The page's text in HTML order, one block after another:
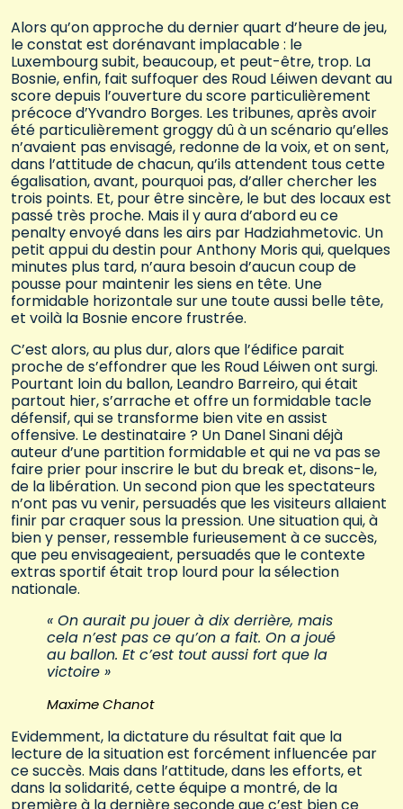
Alors qu’on approche du dernier quart d’heure de jeu,
le constat est dorénavant implacable : le
Luxembourg subit, beaucoup, et peut-être, trop. La
Bosnie, enfin, fait suffoquer des Roud Léiwen devant au
score depuis l’ouverture du score particulièrement
précoce d’Yvandro Borges. Les tribunes, après avoir
été particulièrement groggy dû à un scénario qu’elles
n’avaient pas envisagé, redonne de la voix, et on sent,
dans l’attitude de chacun, qu’ils attendent tous cette
égalisation, avant, pourquoi pas, d’aller chercher les
trois points. Et, pour être sincère, le but des locaux est
passé très proche. Mais il y aura d’abord eu ce
penalty envoyé dans les airs par Hadziahmetovic. Un
petit appui du destin pour Anthony Moris qui, quelques
minutes plus tard, n’aura besoin d’aucun coup de
pousse pour maintenir les siens en tête. Une
formidable horizontale sur une toute aussi belle tête,
et voilà la Bosnie encore frustrée.
C’est alors, au plus dur, alors que l’édifice parait
proche de s’effondrer que les Roud Léiwen ont surgi.
Pourtant loin du ballon, Leandro Barreiro, qui était
partout hier, s’arrache et offre un formidable tacle
défensif, qui se transforme bien vite en assist
offensive. Le destinataire ? Un Danel Sinani déjà
auteur d’une partition formidable et qui ne va pas se
faire prier pour inscrire le but du break et, disons-le,
de la libération. Un second pion que les spectateurs
n’ont pas vu venir, persuadés que les visiteurs allaient
finir par craquer sous la pression. Une situation qui, à
bien y penser, ressemble furieusement à ce succès,
que peu envisageaient, persuadés que le contexte
extras sportif était trop lourd pour la sélection
nationale.
« On aurait pu jouer à dix derrière, mais
cela n’est pas ce qu’on a fait. On a joué
au ballon. Et c’est tout aussi fort que la
victoire »
Maxime Chanot
Evidemment, la dictature du résultat fait que la
lecture de la situation est forcément influencée par
ce succès. Mais dans l’attitude, dans les efforts, et
dans la solidarité, cette équipe a montré, de la
première à la dernière seconde que c’est bien ce